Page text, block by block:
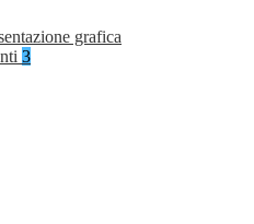
grafica
3